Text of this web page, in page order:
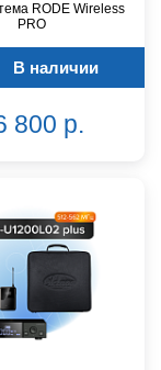
RODE Wireless
PRO
В наличии
800 р.